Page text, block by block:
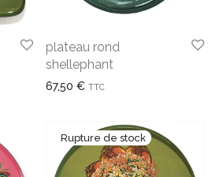
plateau rond
shellephant
67,50 € TTC